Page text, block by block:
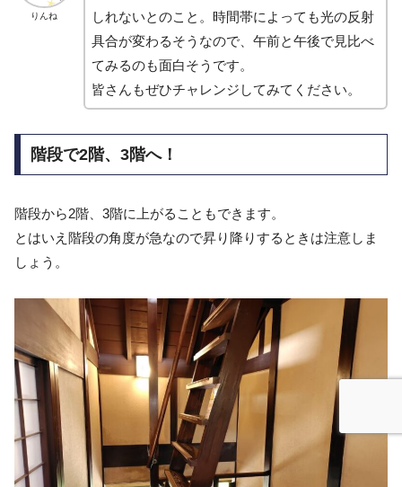
りんね
しれないとのこと。時間帯によっても光の反射
具合が変わるそうなので、午前と午後で見比べ
てみるのも面白そうです。
皆さんもぜひチャレンジしてみてください。
階段で2階、3階へ！
階段から2階、3階に上がることもできます。
とはいえ階段の角度が急なので昇り降りするときは注意しま
しょう。